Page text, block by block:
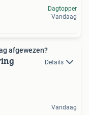
Dagtopper
Vandaag
afgewezen?
Details
Vandaag